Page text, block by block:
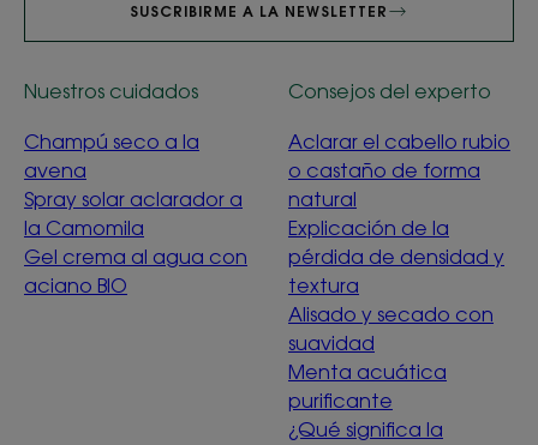
SUSCRIBIRME A LA NEWSLETTER
Nuestros cuidados
Champú seco a la
avena
Spray solar aclarador a
la Camomila
Gel crema al agua con
aciano BIO
Consejos del experto
Aclarar el cabello rubio
o castaño de forma
natural
Explicación de la
pérdida de densidad y
textura
Alisado y secado con
suavidad
Menta acuática
purificante
¿Qué significa la